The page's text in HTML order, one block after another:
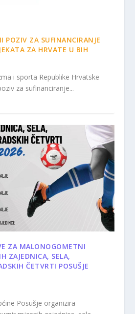
POZIV ZA SUFINANCIRANJE
ZA HRVATE U BIH
i sporta Republike Hrvatske
za sufinanciranje...
ZA MALONOGOMETNI
ZAJEDNICA, SELA,
ČETVRTI POSUŠJE
Posušje organizira